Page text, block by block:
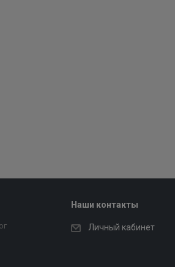
Наши контакты
Личный кабинет